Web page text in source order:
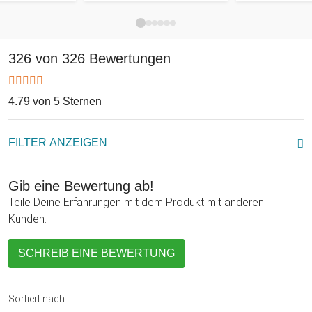
326 von 326 Bewertungen
4.79 von 5 Sternen
FILTER ANZEIGEN
Gib eine Bewertung ab!
Teile Deine Erfahrungen mit dem Produkt mit anderen
Kunden.
SCHREIB EINE BEWERTUNG
Sortiert nach